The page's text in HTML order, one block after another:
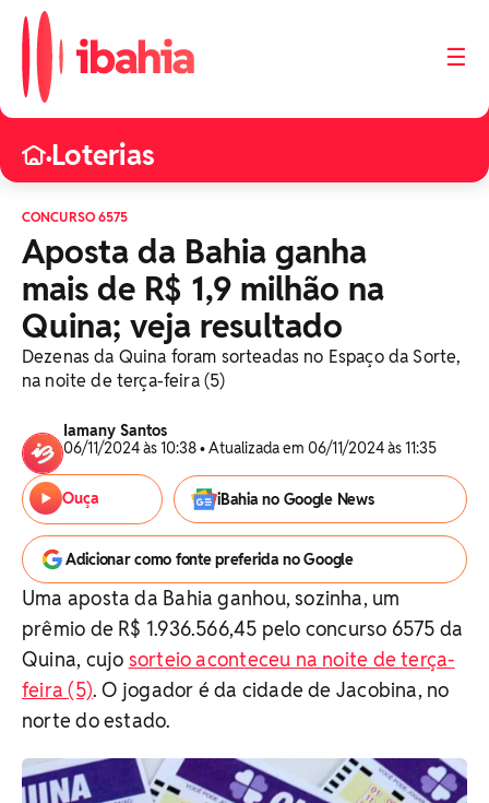
☰
•Loterias
CONCURSO 6575
Aposta da Bahia ganha
mais de R$ 1,9 milhão na
Quina; veja resultado
Dezenas da Quina foram sorteadas no Espaço da Sorte,
na noite de terça-feira (5)
Iamany Santos
06/11/2024 às 10:38 • Atualizada em 06/11/2024 às 11:35
Ouça iBahia no Google News
Adicionar como fonte preferida no Google
Uma aposta da Bahia ganhou, sozinha, um
prêmio de R$ 1.936.566,45 pelo concurso 6575 da
Quina, cujo sorteio aconteceu na noite de terça-
feira (5). O jogador é da cidade de Jacobina, no
norte do estado.